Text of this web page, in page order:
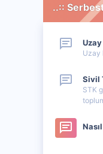
..::
Uzay
Uzay
Sivil
STK